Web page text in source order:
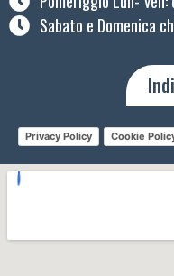
Sabato e Domenica
Privacy Policy Cookie